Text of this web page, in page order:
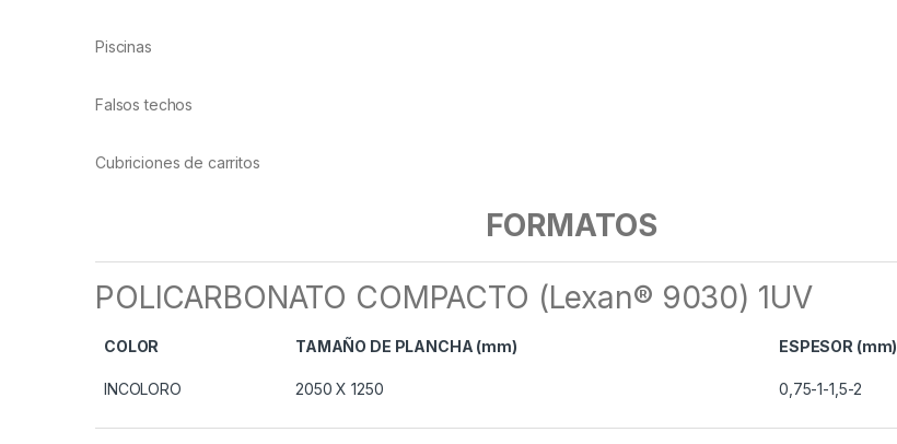
Piscinas
Falsos techos
Cubriciones de carritos
FORMATOS
POLICARBONATO COMPACTO (Lexan® 9030) 1UV
COLOR TAMAÑO DE PLANCHA (mm) ESPESOR (mm)
INCOLORO 2050 X 1250 0,75-1-1,5-2